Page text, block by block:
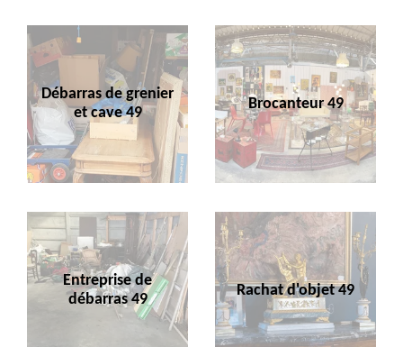
Débarras de grenier
et cave 49
Brocanteur 49
Entreprise de
débarras 49
Rachat d'objet 49